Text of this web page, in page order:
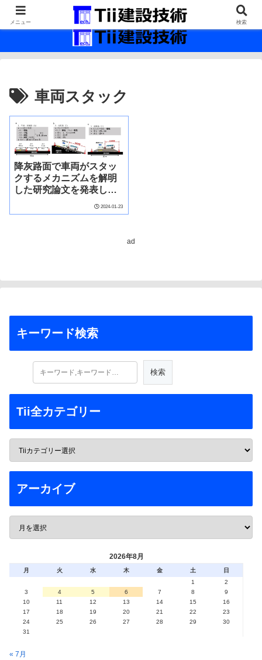
最新の建設技術の情報インフラ。
車両スタック
降灰路面で車両がスタッ
クするメカニズムを解明
した研究論文を発表しま
2024-01-23
ad
キーワード検索
Tii全カテゴリー
アーカイブ
2026年8月
月 火 水 木 金 土
日
1
2
3
4 5 6 7 8
9
10
11 12 13 14 15
16
17
18 19 20 21 22
23
24
25 26 27 28 29
30
31
« 7月
メニュー 検索